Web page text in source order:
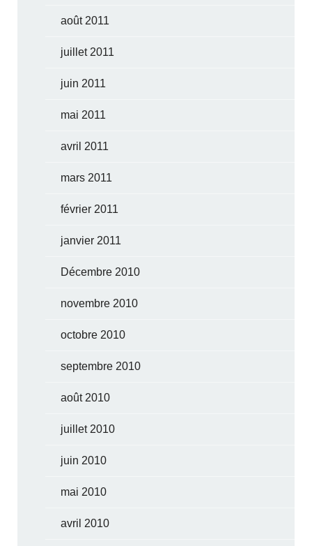
août 2011
juillet 2011
juin 2011
mai 2011
avril 2011
mars 2011
février 2011
janvier 2011
Décembre 2010
novembre 2010
octobre 2010
septembre 2010
août 2010
juillet 2010
juin 2010
mai 2010
avril 2010